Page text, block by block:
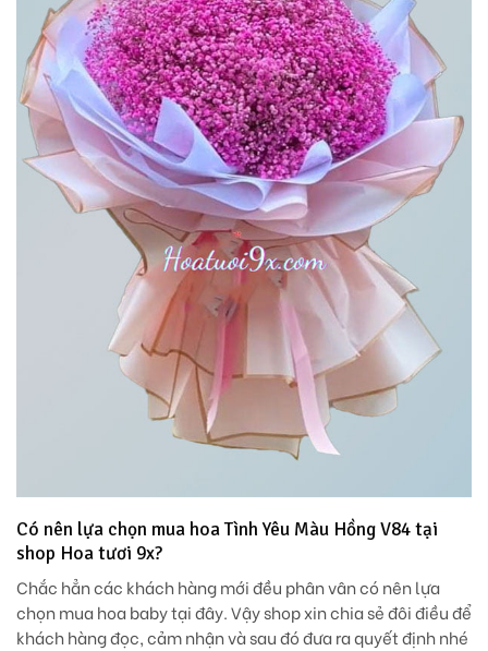
Có nên lựa chọn mua hoa Tình Yêu Màu Hồng V84 tại
shop Hoa tươi 9x?
Chắc hẳn các khách hàng mới đều phân vân có nên lựa
chọn mua hoa baby tại đây. Vậy shop xin chia sẻ đôi điều để
khách hàng đọc, cảm nhận và sau đó đưa ra quyết định nhé